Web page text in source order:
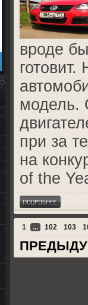
вроде
готовит.
модель.
при за
на
of the
1 ... 102 103